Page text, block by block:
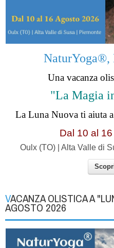
NaturYoga®,
Una vacanza
"La Magia
La Luna Nuova ti aiuta
Dal 10 al
Oulx (TO) | Alta Valle di
VACANZA OLISTICA A "LUNA CRESCENTE" | 17-23
AGOSTO 2026